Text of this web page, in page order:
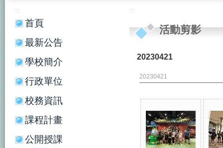
:::
首頁
最新公告
學校簡介
行政單位
校務資訊
課程計畫
公開授課
:::
活動剪影
20230421
20230421